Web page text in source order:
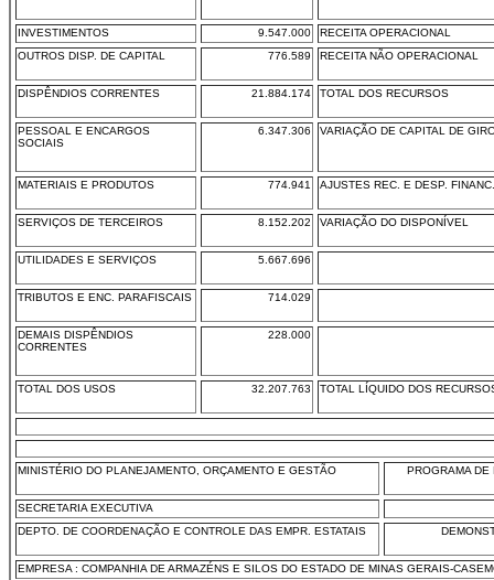
INVESTIMENTOS 9.547.000
RECEITA OPERACIONAL
OUTROS DISP. DE CAPITAL
776.589 RECEITA NÃO OPERACIONAL
DISPÊNDIOS CORRENTES 21.884.174 TOTAL DOS RECURSOS
PESSOAL E ENCARGOS
SOCIAIS
6.347.306 VARIAÇÃO DE CAPITAL DE
MATERIAIS E PRODUTOS 774.941 AJUSTES REC. E DESP. FINANC.
SERVIÇOS DE TERCEIROS 8.152.202 VARIAÇÃO DO DISPONÍVEL
UTILIDADES E SERVIÇOS 5.667.696
TRIBUTOS E ENC. PARAFISCAIS 714.029
DEMAIS DISPÊNDIOS
CORRENTES
228.000
TOTAL DOS USOS 32.207.763 TOTAL LÍQUIDO DOS
MINISTÉRIO DO PLANEJAMENTO, ORÇAMENTO E GESTÃO PROGRAMA
SECRETARIA EXECUTIVA
DEPTO. DE COORDENAÇÃO E CONTROLE DAS EMPR. ESTATAIS
EMPRESA : COMPANHIA DE ARMAZÉNS E SILOS DO ESTADO DE MINAS GERAIS-